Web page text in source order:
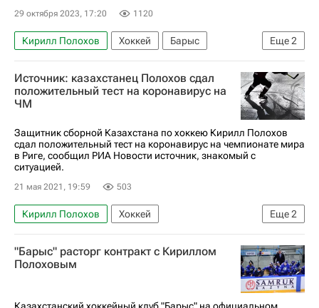
29 октября 2023, 17:20 1120
Еще2
Кирилл Полохов Хоккей
Барыс
Торпедо
Регулярный чемпионат КХЛ
Источник: казахстанец Полохов сдал
положительный тест на коронавирус на
ЧМ
Защитник сборной Казахстана по хоккею Кирилл Полохов
сдал положительный тест на коронавирус на чемпионате мира
в Риге, сообщил РИА Новости источник, знакомый с
ситуацией.
21 мая 2021, 19:59 503
Еще2
Кирилл Полохов
Хоккей
Чемпионат мира по хоккею
Спорт в условиях пандемии коронавируса
"Барыс" расторг контракт с Кириллом
Полоховым